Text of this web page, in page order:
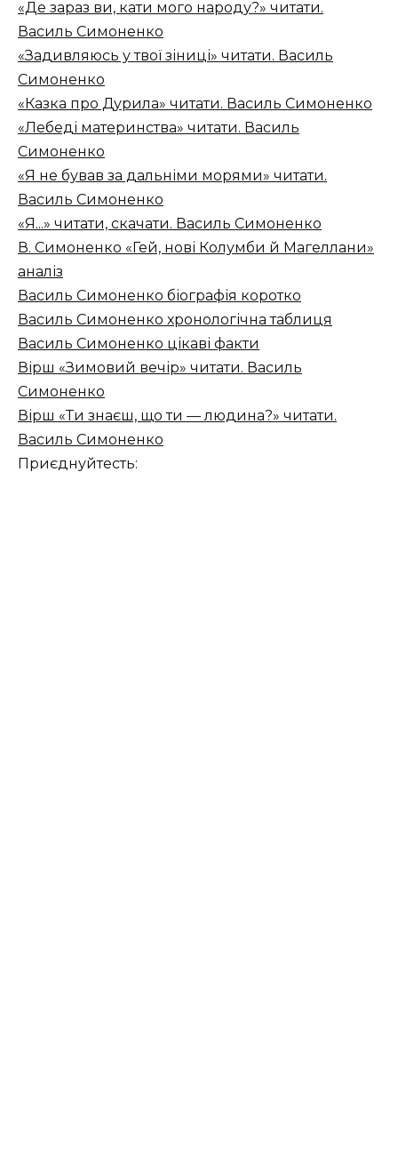
«Де зараз ви, кати мого народу?» читати.
Василь Симоненко
«Задивляюсь у твої зіниці» читати. Василь
Симоненко
«Казка про Дурила» читати. Василь Симоненко
«Лебеді материнства» читати. Василь
Симоненко
«Я не бував за дальніми морями» читати.
Василь Симоненко
«Я...» читати, скачати. Василь Симоненко
В. Симоненко «Гей, нові Колумби й Магеллани»
аналіз
Василь Симоненко біографія коротко
Василь Симоненко хронологічна таблиця
Василь Симоненко цікаві факти
Вірш «Зимовий вечір» читати. Василь
Симоненко
Вірш «Ти знаєш, що ти — людина?» читати.
Василь Симоненко
Приєднуйтесть: